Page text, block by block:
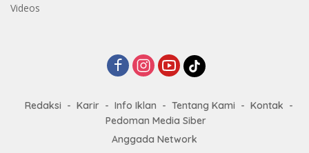
Videos
Redaksi Karir Info Iklan Tentang Kami
Kontak
Pedoman Media Siber
Anggada Network